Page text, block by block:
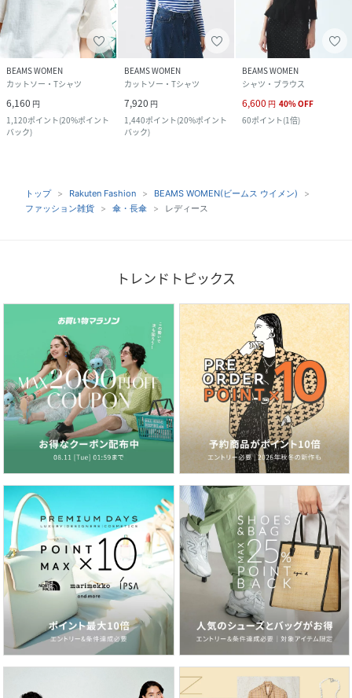
BEAMS WOMEN
カットソー・Tシャツ
6,160 円
1,120ポイント(20%ポイント
バック)
BEAMS WOMEN
カットソー・Tシャツ
7,920 円
1,440ポイント(20%ポイント
バック)
BEAMS WOMEN
シャツ・ブラウス
6,600 円 40%OFF
60ポイント(1倍)
トップ Rakuten Fashion
BEAMS WOMEN(ビームス ウイメン)
ファッション雑貨
傘・長傘 レディース
トレンドトピックス